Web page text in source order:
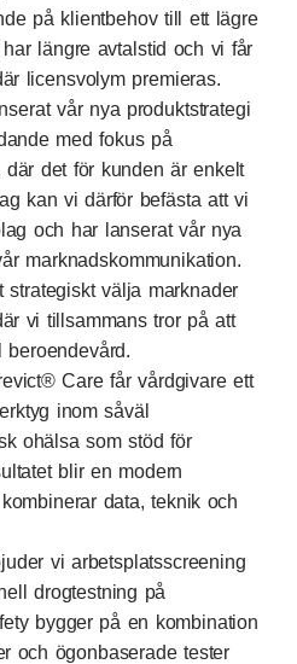
på klientbehov till ett lägre
längre avtalstid och vi får
licensvolym premieras.
vår nya produktstrategi
med fokus på
det för kunden är enkelt
kan vi därför befästa att vi
och har lanserat vår nya
marknadskommunikation.
strategiskt välja marknader
vi tillsammans tror på att
Care får vårdgivare ett
inom såväl
ohälsa som stöd för
blir en modern
data, teknik och
vi arbetsplatsscreening
drogtestning på
bygger på en kombination
och ögonbaserade tester